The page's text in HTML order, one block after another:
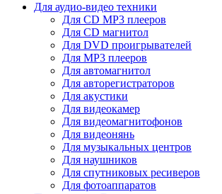
Для аудио-видео техники
Для CD MP3 плееров
Для CD магнитол
Для DVD проигрывателей
Для MP3 плееров
Для автомагнитол
Для авторегистраторов
Для акустики
Для видеокамер
Для видеомагнитофонов
Для видеонянь
Для музыкальных центров
Для наушников
Для спутниковых ресиверов
Для фотоаппаратов